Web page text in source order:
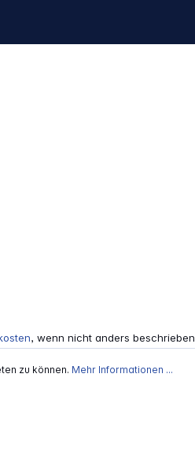
, wenn nicht anders beschrieben
Rechte vorbehalten.
zu können. Mehr Informationen ...